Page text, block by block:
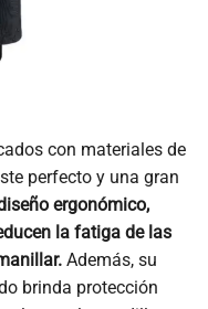
con materiales de
perfecto y una gran
ergonómico,
la fatiga de las
Además, su
brinda protección